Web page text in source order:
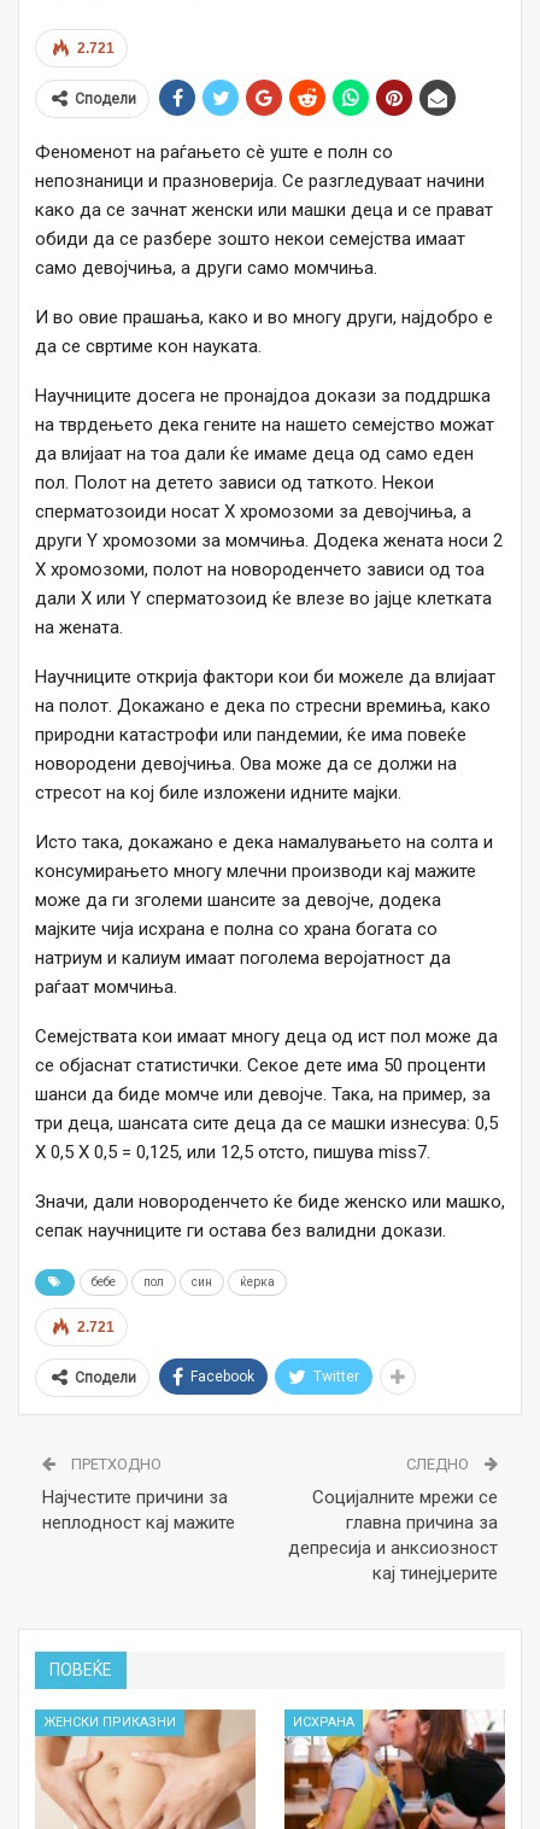
2.721
Сподели
Феноменот на раѓањето сè уште е полн со
непознаници и празноверија. Се разгледуваат начини
како да се зачнат женски или машки деца и се прават
обиди да се разбере зошто некои семејства имаат
само девојчиња, а други само момчиња.
И во овие прашања, како и во многу други, најдобро е
да се свртиме кон науката.
Научниците досега не пронајдоа докази за поддршка
на тврдењето дека гените на нашето семејство можат
да влијаат на тоа дали ќе имаме деца од само еден
пол. Полот на детето зависи од таткото. Некои
сперматозоиди носат X хромозоми за девојчиња, а
други Y хромозоми за момчиња. Додека жената носи 2
Х хромозоми, полот на новороденчето зависи од тоа
дали X или Y сперматозоид ќе влезе во јајце клетката
на жената.
Научниците открија фактори кои би можеле да влијаат
на полот. Докажано е дека по стресни времиња, како
природни катастрофи или пандемии, ќе има повеќе
новородени девојчиња. Ова може да се должи на
стресот на кој биле изложени идните мајки.
Исто така, докажано е дека намалувањето на солта и
консумирањето многу млечни производи кај мажите
може да ги зголеми шансите за девојче, додека
мајките чија исхрана е полна со храна богата со
натриум и калиум имаат поголема веројатност да
раѓаат момчиња.
Семејствата кои имаат многу деца од ист пол може да
се објаснат статистички. Секое дете има 50 проценти
шанси да биде момче или девојче. Така, на пример, за
три деца, шансата сите деца да се машки изнесува: 0,5
X 0,5 X 0,5 = 0,125, или 12,5 отсто, пишува miss7.
Значи, дали новороденчето ќе биде женско или машко,
сепак научниците ги остава без валидни докази.
бебе пол син ќерка
2.721
Сподели Facebook Twitter
ПРЕТХОДНО
Најчестите причини за
неплодност кај мажите
СЛЕДНО
Социјалните мрежи се
главна причина за
депресија и анксиозност
кај тинејџерите
ПОВЕЌЕ
ЖЕНСКИ ПРИКАЗНИ ИСХРАНА